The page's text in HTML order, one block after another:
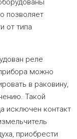
позволяет
от типа
реле
можно
в раковину,
Такой
исключен контакт
приобрести